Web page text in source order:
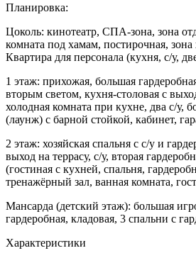
Планировка:
Цоколь: кинотеатр, СПА-зона, зона
комната под хамам, постирочная, зона
Квартира для персонала (кухня, с/у,
1 этаж: прихожая, большая
вторым светом, кухня-столовая с
холодная комната при кухне, два с/у,
(лаунж) с барной стойкой, кабинет,
2 этаж: хозяйская спальня с с/у и
выход на террасу, с/у, вторая
(гостиная с кухней, спальня,
тренажёрный зал, ванная комната,
Мансарда (детский этаж): большая
гардеробная, кладовая, 3 спальни с
Характеристики